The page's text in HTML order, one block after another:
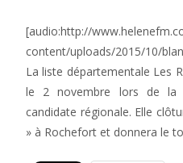
[audio:http://
content/uploads/2015/10/
La liste départementale Les
le 2 novembre lors de la
candidate régionale. Elle
» à Rochefort et donnera le